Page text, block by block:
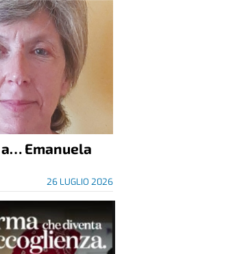
Emanuela
26 LUGLIO 2026